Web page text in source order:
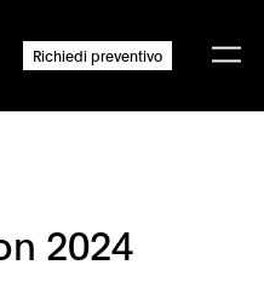
Richiedi preventivo
2024